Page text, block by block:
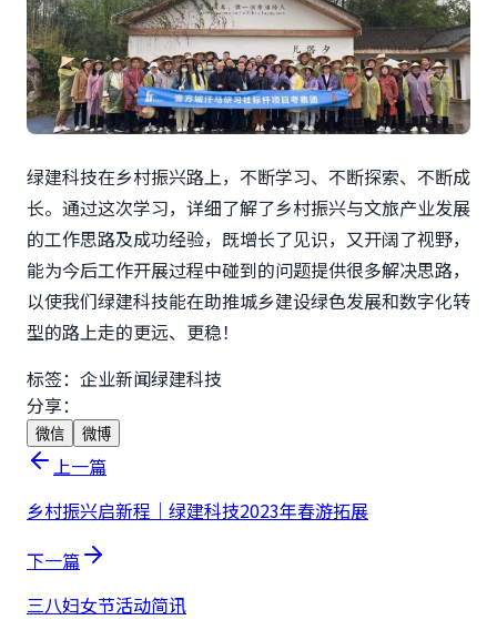
绿建科技在乡村振兴路上，不断学习、不断探索、不断成
长。通过这次学习，详细了解了乡村振兴与文旅产业发展
的工作思路及成功经验，既增长了见识，又开阔了视野，
能为今后工作开展过程中碰到的问题提供很多解决思路，
以使我们绿建科技能在助推城乡建设绿色发展和数字化转
型的路上走的更远、更稳！
标签： 企业新闻绿建科技
分享：
微信 微博
上一篇
乡村振兴启新程｜绿建科技2023年春游拓展
下一篇
三八妇女节活动简讯